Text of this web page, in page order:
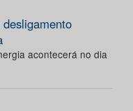
acontecerá no dia